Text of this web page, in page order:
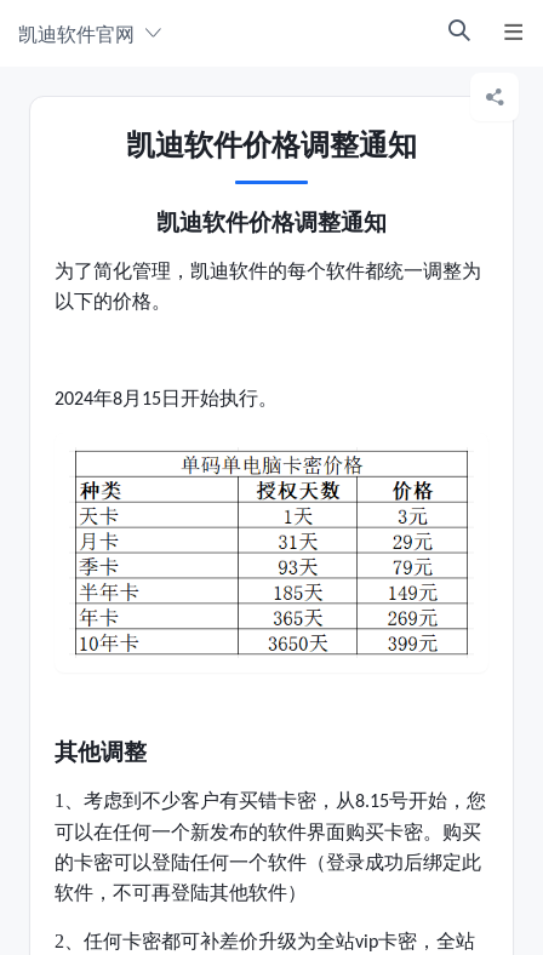
凯迪软件官网  
凯迪软件价格调整通知
凯迪软件价格调整通知
为了简化管理，凯迪软件的每个软件都统一调整为
以下的价格。
2024年8月 15日开始执行。
其他调整
1、 考虑到不少客户有买错卡密，从8.15号开始，您
可以在任何一个新发布的软件界面购买卡密。购买
的卡密可以登陆任何一个软件（登录成功后绑定此
软件，不可再登陆其他软件）
2、 任何卡密都可补差价升级为全站vip卡密，全站
